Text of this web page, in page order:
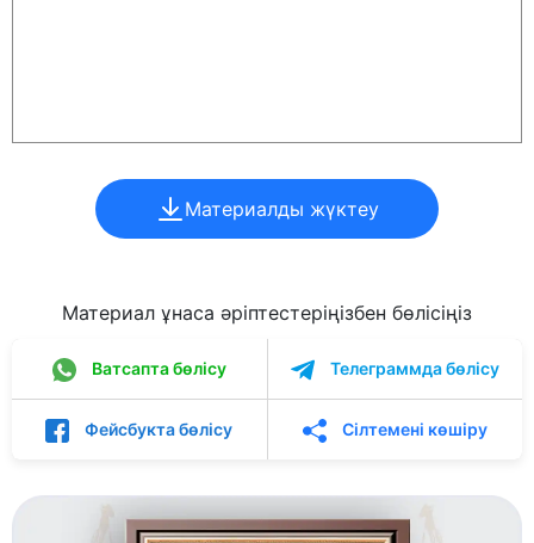
Материалды жүктеу
Материал ұнаса әріптестеріңізбен бөлісіңіз
Ватсапта бөлісу Телеграммда бөлісу
Фейсбукта бөлісу Сілтемені көшіру